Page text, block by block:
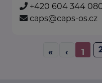
+420 604 344
caps@caps-os.cz
« ‹ 1